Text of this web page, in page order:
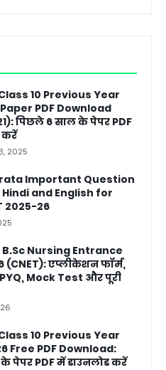
10 Previous Year
PDF Download
पिछले 6 साल के पेपर PDF
करें
2025
Important Question
and English for
2025-26
B.Sc Nursing Entrance
(CNET): एप्लीकेशन फॉर्म,
Mock Test और पूरी
10 Previous Year
Free PDF Download:
पेपर PDF में डाउनलोड करें